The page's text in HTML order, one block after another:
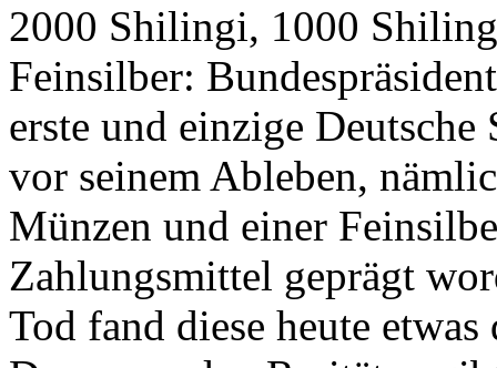
2000 Shilingi, 1000
Feinsilber:
erste und einzige Deutsche
vor seinem Ableben,
Münzen und einer
Zahlungsmittel geprägt
Tod fand diese heute